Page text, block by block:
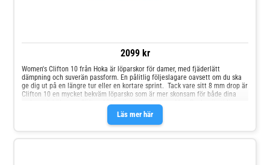
2099 kr
Läs mer här
Women's Clifton 10 från Hoka är löparskor för damer, med fjäderlätt
dämpning och suverän passform. En pålitlig följeslagare oavsett om du ska
ge dig ut på en längre tur eller en kortare sprint. Tack vare sitt 8 mm drop är
Clifton 10 en mycket bekväm löparsko som är mer skonsam för både dina
vader och hälsenor. Clifton 10 har även en skarpare MetaRocker än tidigare
modeller, vilket ger en bättre framfotsisättning och driv i steget. Den ”vagg”
formade geometrin erbjuder en mer effektiv stegprogression från
fotisättning till frånskjut, oavsett om du går eller springer. Passformen i